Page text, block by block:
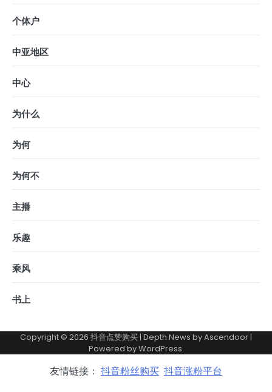
个体户
中亚地区
中心
为什么
为何
为何不
主播
乐趣
乘风
书上
Copyright © 2026 抖音点赞购买| Depth News byAscendoor|
Powered byWordPress.
友情链接： 抖音粉丝购买 抖音涨粉平台